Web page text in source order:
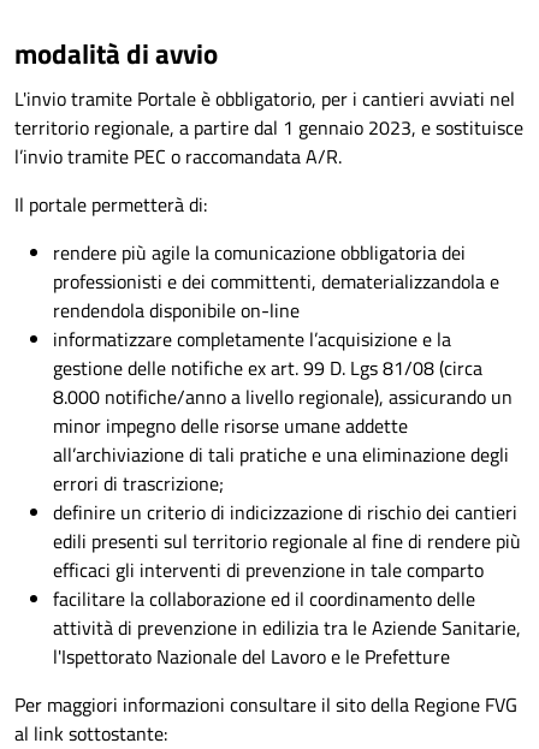
modalità di avvio
L'invio tramite Portale è obbligatorio, per i cantieri avviati nel
territorio regionale, a partire dal 1 gennaio 2023, e sostituisce
l’invio tramite PEC o raccomandata A/R.
Il portale permetterà di:
rendere più agile la comunicazione obbligatoria dei
professionisti e dei committenti, dematerializzandola e
rendendola disponibile on-line
informatizzare completamente l’acquisizione e la
gestione delle notifiche ex art. 99 D. Lgs 81/08 (circa
8.000 notifiche/anno a livello regionale), assicurando un
minor impegno delle risorse umane addette
all’archiviazione di tali pratiche e una eliminazione degli
errori di trascrizione;
definire un criterio di indicizzazione di rischio dei cantieri
edili presenti sul territorio regionale al fine di rendere più
efficaci gli interventi di prevenzione in tale comparto
facilitare la collaborazione ed il coordinamento delle
attività di prevenzione in edilizia tra le Aziende Sanitarie,
l'Ispettorato Nazionale del Lavoro e le Prefetture
Per maggiori informazioni consultare il sito della Regione FVG
al link sottostante: